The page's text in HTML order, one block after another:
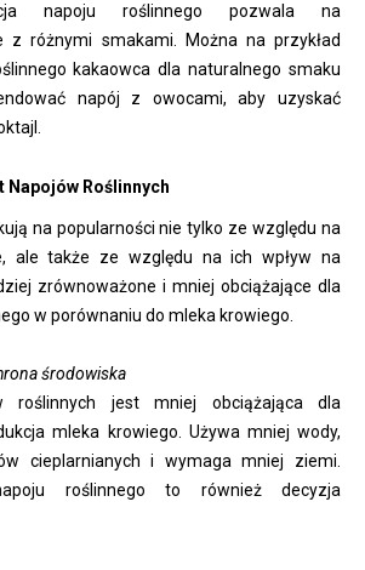
napoju roślinnego pozwala na
z różnymi smakami. Można na przykład
kakaowca dla naturalnego smaku
napój z owocami, aby uzyskać
Napojów Roślinnych
na popularności nie tylko ze względu na
ale także ze względu na ich wpływ na
zrównoważone i mniej obciążające dla
w porównaniu do mleka krowiego.
środowiska
roślinnych jest mniej obciążająca dla
mleka krowiego. Używa mniej wody,
cieplarnianych i wymaga mniej ziemi.
roślinnego to również decyzja